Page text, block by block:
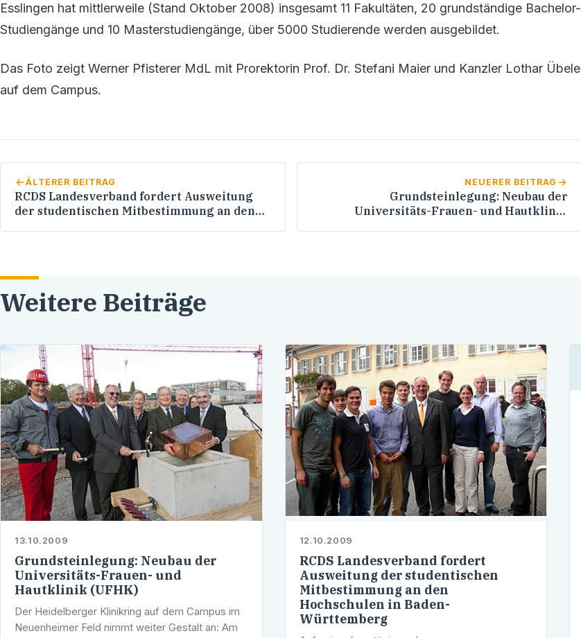
Esslingen hat mittlerweile (Stand Oktober 2008) insgesamt 11 Fakultäten, 20 grundständige Bachelor-
Studiengänge und 10 Masterstudiengänge, über 5000 Studierende werden ausgebildet.
Das Foto zeigt Werner Pfisterer MdL mit Prorektorin Prof. Dr. Stefani Maier und Kanzler Lothar Übele
auf dem Campus.
ÄLTERER BEITRAG
RCDS Landesverband fordert Ausweitung
der studentischen Mitbestimmung an den
NEUERER BEITRAG
Grundsteinlegung: Neubau der
Universitäts-Frauen- und Hautklinik
Weitere Beiträge
13.10.2009
Grundsteinlegung: Neubau der
Universitäts-Frauen- und
Hautklinik (UFHK)
Der Heidelberger Klinikring auf dem Campus im
Neuenheimer Feld nimmt weiter Gestalt an: Am
12.10.2009
RCDS Landesverband fordert
Ausweitung der studentischen
Mitbestimmung an den
Hochschulen in Baden-
Württemberg